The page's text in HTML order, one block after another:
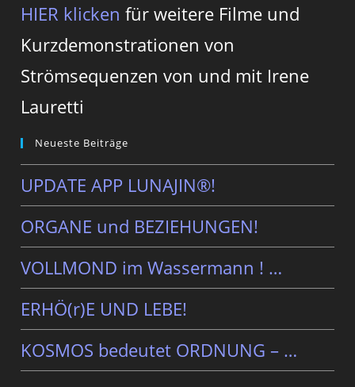
HIER klicken für weitere Filme und
Kurzdemonstrationen von
Strömsequenzen von und mit Irene
Lauretti
Neueste Beiträge
UPDATE APP LUNAJIN®!
ORGANE und BEZIEHUNGEN!
VOLLMOND im Wassermann ! …
ERHÖ(r)E UND LEBE!
KOSMOS bedeutet ORDNUNG – …